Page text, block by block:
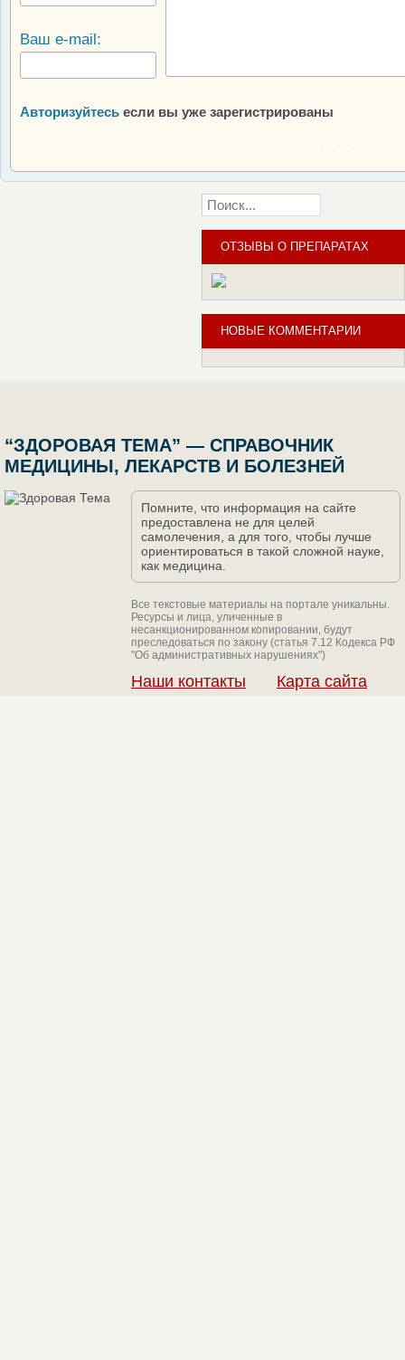
Ваш e-mail:
Авторизуйтесь если вы уже зарегистрированы
ОТЗЫВЫ О ПРЕПАРАТАХ
НОВЫЕ КОММЕНТАРИИ
“ЗДОРОВАЯ ТЕМА” — СПРАВОЧНИК
МЕДИЦИНЫ, ЛЕКАРСТВ И БОЛЕЗНЕЙ
Помните, что информация на сайте
предоставлена не для целей
самолечения, а для того, чтобы лучше
ориентироваться в такой сложной науке,
как медицина.
Все текстовые материалы на портале уникальны.
Ресурсы и лица, уличенные в
несанкционированном копировании, будут
преследоваться по закону (статья 7.12 Кодекса РФ
"Об административных нарушениях")
Наши контакты Карта сайта